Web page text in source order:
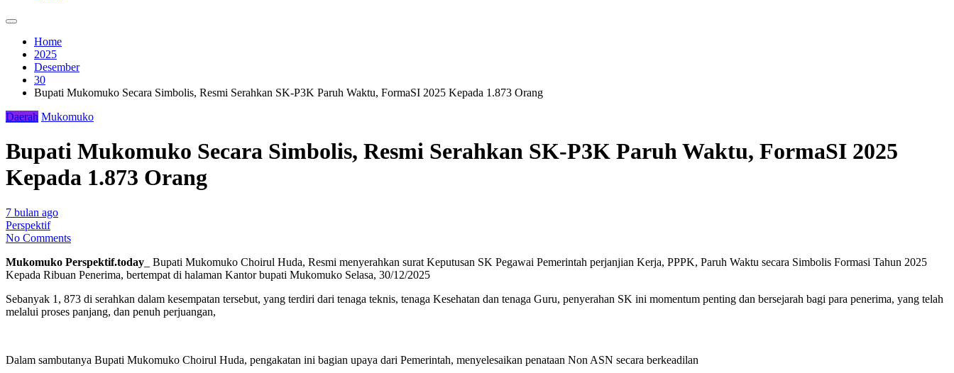
Home
2025
Desember
30
Bupati Mukomuko Secara Simbolis, Resmi Serahkan SK-P3K Paruh Waktu, FormaSI 2025 Kepada 1.873 Orang
Daerah Mukomuko
Bupati Mukomuko Secara Simbolis, Resmi Serahkan SK-P3K Paruh Waktu, FormaSI 2025
Kepada 1.873 Orang
7 bulan ago
Perspektif
No Comments
Mukomuko Perspektif.today _ Bupati Mukomuko Choirul Huda, Resmi menyerahkan surat Keputusan SK Pegawai Pemerintah perjanjian Kerja, PPPK, Paruh Waktu secara Simbolis Formasi Tahun 2025
Kepada Ribuan Penerima, bertempat di halaman Kantor bupati Mukomuko Selasa, 30/12/2025
Sebanyak 1, 873 di serahkan dalam kesempatan tersebut, yang terdiri dari tenaga teknis, tenaga Kesehatan dan tenaga Guru, penyerahan SK ini momentum penting dan bersejarah bagi para penerima, yang telah
melalui proses panjang, dan penuh perjuangan,
Dalam sambutanya Bupati Mukomuko Choirul Huda, pengakatan ini bagian upaya dari Pemerintah, menyelesaikan penataan Non ASN secara berkeadilan